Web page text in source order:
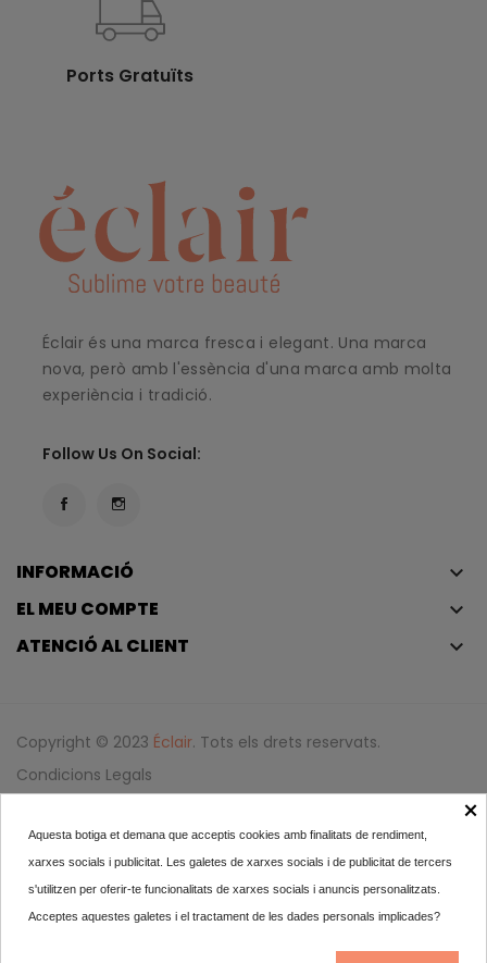
Tolèderm Crema Rica 40 Ml
Ports Gratuïts
Éclair és una marca fresca i elegant. Una marca
nova, però amb l'essència d'una marca amb molta
experiència i tradició.
Follow Us On Social:
INFORMACIÓ keyboard_arrow_down
EL MEU COMPTE keyboard_arrow_down
ATENCIÓ AL CLIENT keyboard_arrow_down
Copyright © 2023 Éclair. Tots els drets reservats.
Condicions Legals
Iniciar Sessió
×
Aquesta botiga et demana que acceptis cookies amb finalitats de rendiment,
xarxes socials i publicitat. Les galetes de xarxes socials i de publicitat de tercers
s'utilitzen per oferir-te funcionalitats de xarxes socials i anuncis personalitzats.
Acceptes aquestes galetes i el tractament de les dades personals implicades?